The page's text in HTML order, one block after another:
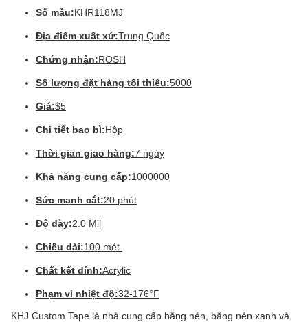
Số mẫu:KHR118MJ
Địa điểm xuất xứ:Trung Quốc
Chứng nhận:ROSH
Số lượng đặt hàng tối thiểu:5000
Giá:$5
Chi tiết bao bì:Hộp
Thời gian giao hàng:7 ngày
Khả năng cung cấp:1000000
Sức mạnh cắt:20 phút
Độ dày:2.0 Mil
Chiều dài:100 mét.
Chất kết dính:Acrylic
Phạm vi nhiệt độ:32-176°F
KHJ Custom Tape là nhà cung cấp băng nén, băng nén xanh và